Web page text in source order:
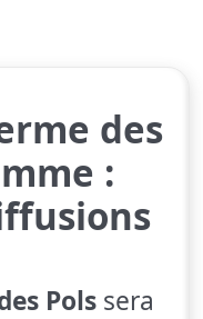
des
:
Polssera